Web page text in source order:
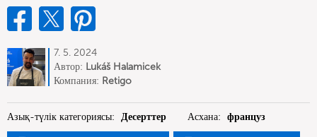
7. 5. 2024
Автор: Lukáš Halamicek
Компания: Retigo
Азық-түлік категориясы: Десерттер Асхана: француз